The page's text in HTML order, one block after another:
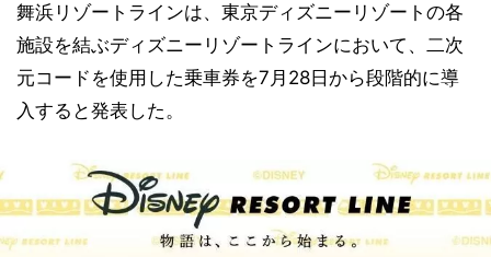
舞浜リゾートラインは、東京ディズニーリゾートの各
施設を結ぶディズニーリゾートラインにおいて、二次
元コードを使用した乗車券を7月28日から段階的に導
入すると発表した。